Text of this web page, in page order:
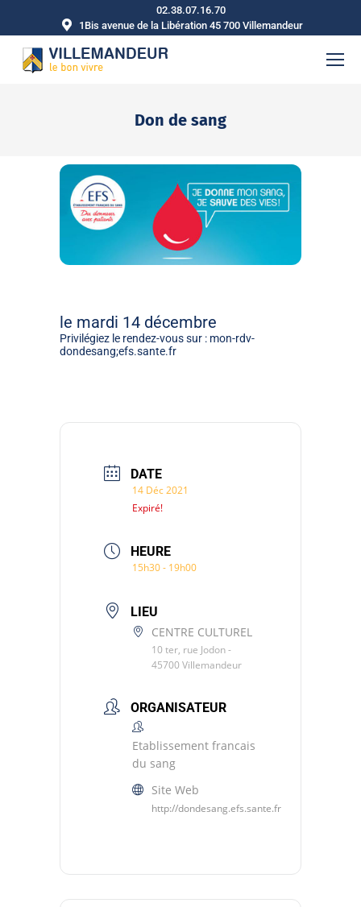
02.38.07.16.70
1Bis avenue de la Libération 45 700 Villemandeur
Don de sang
le mardi 14 décembre
Privilégiez le rendez-vous sur : mon-rdv-
dondesang;efs.sante.fr
DATE
14 Déc 2021
Expiré!
HEURE
15h30 - 19h00
LIEU
CENTRE CULTUREL
10 ter, rue Jodon -
45700 Villemandeur
ORGANISATEUR
Etablissement francais
du sang
Site Web
http://dondesang.efs.sante.fr